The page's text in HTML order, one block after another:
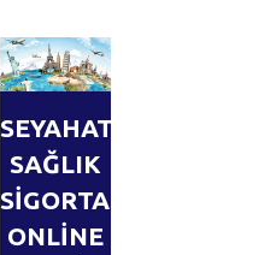
SEYAHAT
SAĞLIK
SİGORTASI
ONLİNE